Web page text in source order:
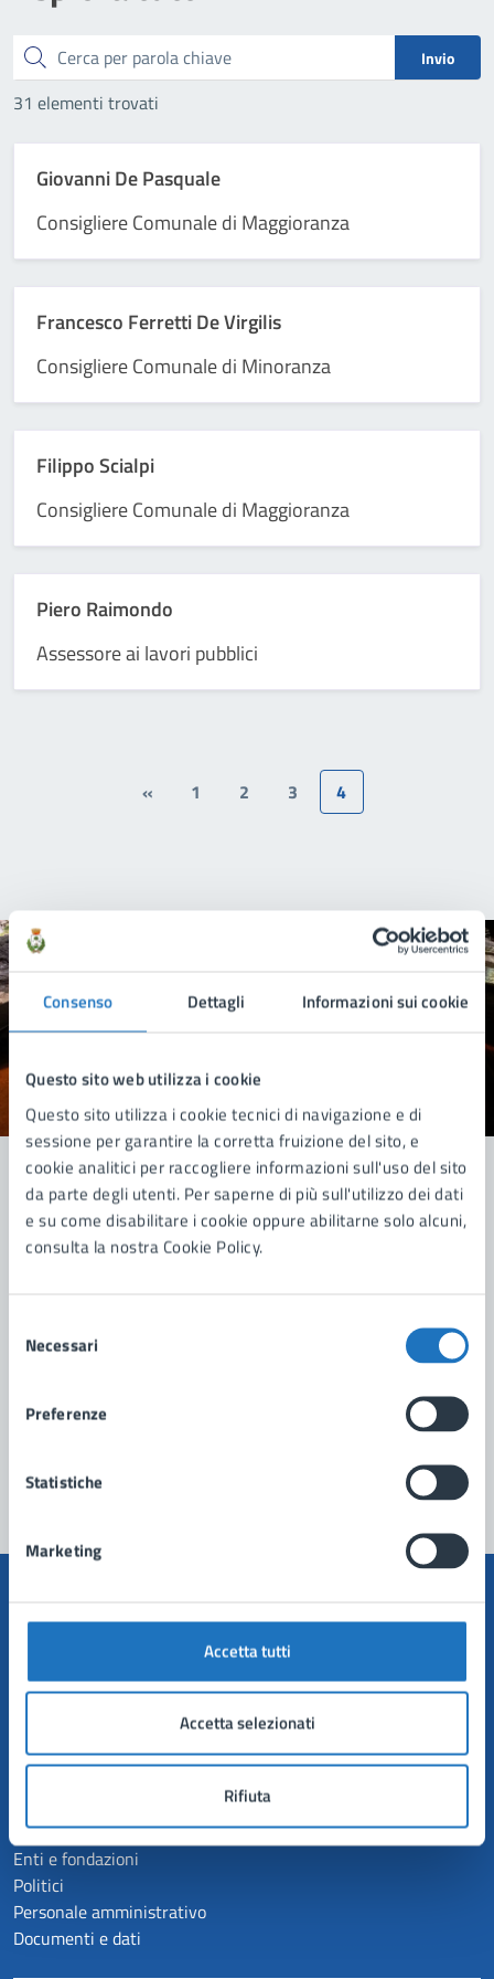
Consenso Dettagli Informazioni sui cookie
Questo sito web utilizza i cookie
Questo sito utilizza i cookie tecnici di navigazione e di
sessione per garantire la corretta fruizione del sito, e
cookie analitici per raccogliere informazioni sull'uso del sito
da parte degli utenti. Per saperne di più sull'utilizzo dei dati
e su come disabilitare i cookie oppure abilitarne solo alcuni,
consulta la nostra Cookie Policy.
delNecessari
Preferenze
Statistiche
Marketing
Accetta tutti
Accetta selezionati
Rifiuta
Cerca Invio
31 elementi trovati
Giovanni De Pasquale
Consigliere Comunale di Maggioranza
Francesco Ferretti De Virgilis
Consigliere Comunale di Minoranza
Filippo Scialpi
Consigliere Comunale di Maggioranza
Piero Raimondo
Assessore ai lavori pubblici
« 1 2 3 4
pagina?
Valuta 5 stelle su 5
Valuta 4 stelle su 5
Valuta 3 stelle su 5
Valuta 2 stelle su 5
Valuta 1 stelle su 5
Contatta il comune
Problemi in città
Comune di Manduria
AMMINISTRAZIONE
Uffici
Enti e fondazioni
Politici
Personale amministrativo
Documenti e dati